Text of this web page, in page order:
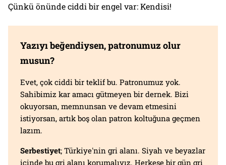
Çünkü önünde ciddi bir engel var: Kendisi!
Yazıyı beğendiysen, patronumuz olur
musun?
Evet, çok ciddi bir teklif bu. Patronumuz yok.
Sahibimiz kar amacı gütmeyen bir dernek. Bizi
okuyorsan, memnunsan ve devam etmesini
istiyorsan, artık boş olan patron koltuğuna geçmen
lazım.
Serbestiyet; Türkiye'nin gri alanı. Siyah ve beyazlar
içinde bu gri alanı korumalıyız. Herkese bir gün gri